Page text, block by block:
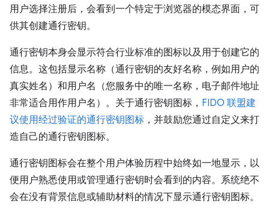
用户选择注册后，会看到一个特定于浏览器的模态界面，可
供其创建通行密钥。
通行密钥本身会显示符合行业标准的图标以及用于创建它的
信息。这包括显示名称（通行密钥的友好名称，例如用户的
真实姓名）和用户名（您服务中的唯一名称，电子邮件地址
非常适合用作用户名）。关于通行密钥图标， FIDO 联盟建
议使用经过验证的通行密钥图标 ，并鼓励您通过自定义来打
造自己的通行密钥图标。
通行密钥图标会在整个用户体验历程中始终如一地显示，以
便用户熟悉使用或管理通行密钥时会看到的内容。系统绝不
会在没有背景信息或辅助材料的情况下显示通行密钥图标。